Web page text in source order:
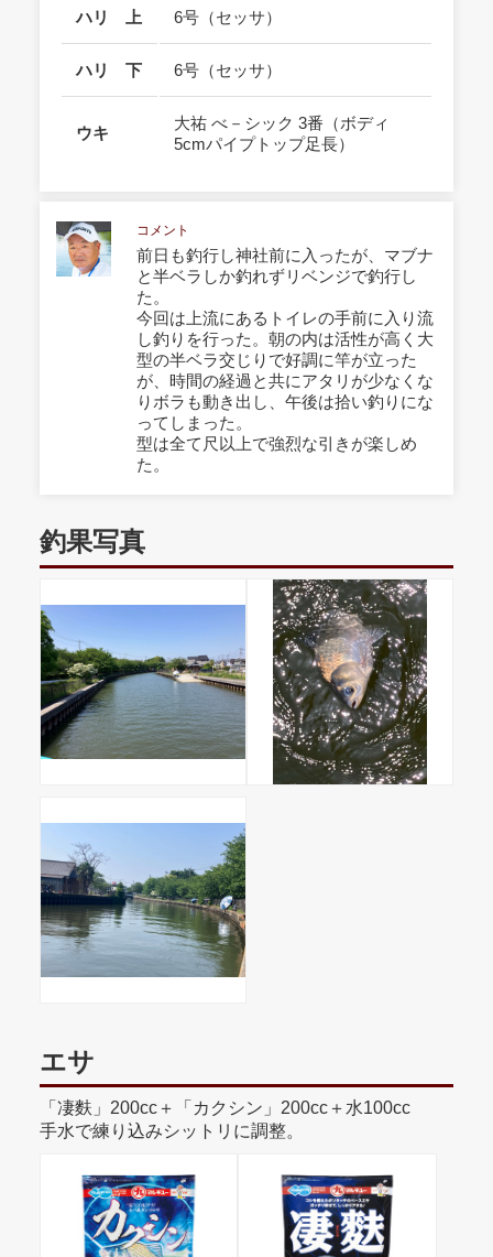
ハリ 上 6号（セッサ）
ハリ 下 6号（セッサ）
ウキ
大祐 べ－シック 3番（ボディ
5cmパイプトップ足長）
コメント
前日も釣行し神社前に入ったが、マブナ
と半ベラしか釣れずリベンジで釣行し
た。
今回は上流にあるトイレの手前に入り流
し釣りを行った。朝の内は活性が高く大
型の半ベラ交じりで好調に竿が立った
が、時間の経過と共にアタリが少なくな
りボラも動き出し、午後は拾い釣りにな
ってしまった。
型は全て尺以上で強烈な引きが楽しめ
た。
釣果写真
エサ
「凄麩」200cc＋「カクシン」200cc＋水100cc
手水で練り込みシットリに調整。